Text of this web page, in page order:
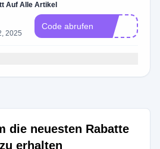
Auf Alle Artikel
2025
Code abrufen
die neuesten Rabatte
erhalten